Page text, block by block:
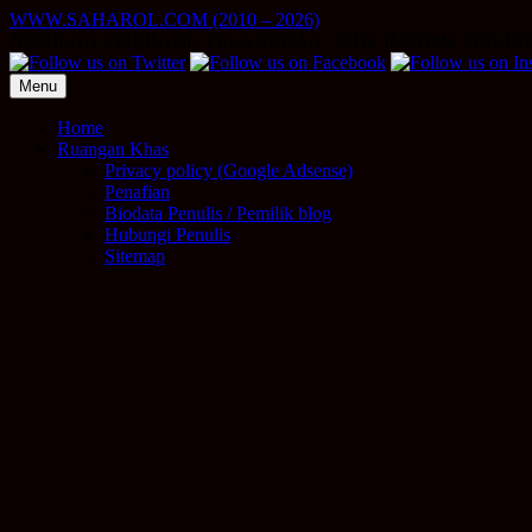
Skip
content
WWW.SAHAROL.COM (2010 – 2026)
Menu
Home
Ruangan Khas
Privacy policy (Google Adsense)
Penafian
Biodata Penulis / Pemilik blog
Hubungi Penulis
Sitemap